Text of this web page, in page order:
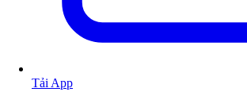
Tải App